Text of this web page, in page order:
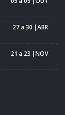
27 a 30 |ABR
21 a 23 |NOV